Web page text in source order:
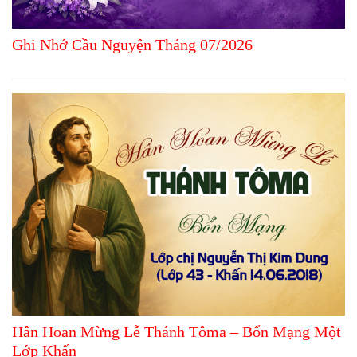
Ghi Nhớ Cầu Nguyện Tháng 07/2026
Hân Hoan Mừng Lễ Thánh Tôma – Bổn Mạng Một
Lớp Khấn